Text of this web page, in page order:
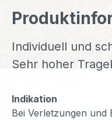
Individuell und
Sehr hoher
Indikation
Bei Verletzungen